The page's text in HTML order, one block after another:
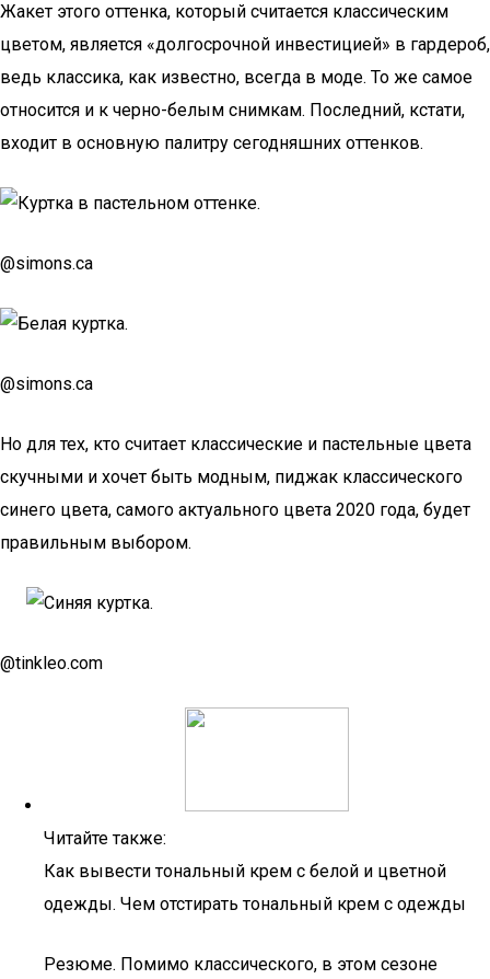
Жакет этого оттенка, который считается классическим
цветом, является «долгосрочной инвестицией» в гардероб,
ведь классика, как известно, всегда в моде. То же самое
относится и к черно-белым снимкам. Последний, кстати,
входит в основную палитру сегодняшних оттенков.
@simons.ca
@simons.ca
Но для тех, кто считает классические и пастельные цвета
скучными и хочет быть модным, пиджак классического
синего цвета, самого актуального цвета 2020 года, будет
правильным выбором.
@tinkleo.com
Читайте также:
Как вывести тональный крем с белой и цветной
одежды. Чем отстирать тональный крем с одежды
Резюме. Помимо классического, в этом сезоне